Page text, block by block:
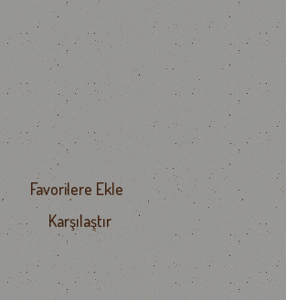
Favorilere Ekle
Karşılaştır